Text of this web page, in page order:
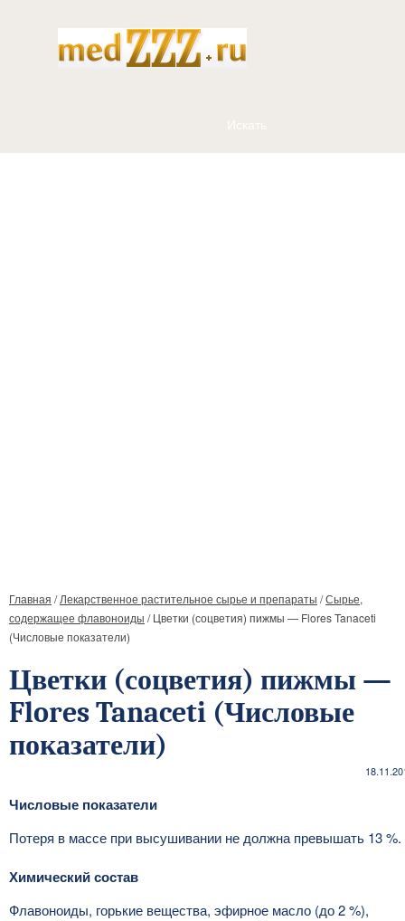
Главная /Лекарственное растительное сырье и препараты /Сырье,
содержащее флавоноиды /Цветки (соцветия) пижмы — Flores Tanaceti
(Числовые показатели)
Цветки (соцветия) пижмы —
Flores Tanaceti (Числовые
показатели)
Числовые показатели
Потеря в массе при высушивании не должна превышать 13 %.
Химический состав
Флавоноиды, горькие вещества, эфирное масло (до 2 %),